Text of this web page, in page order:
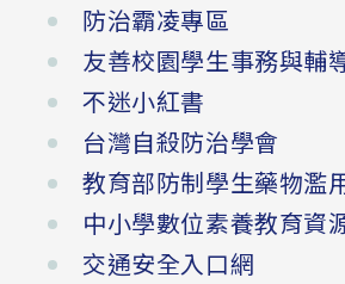
防治霸凌專區
友善校園學生事務與輔
不迷小紅書
台灣自殺防治學會
教育部防制學生藥物濫
中小學數位素養教育資
交通安全入口網